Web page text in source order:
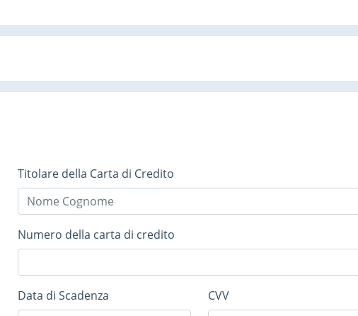
Titolare della Carta di Credito
Numero della carta di credito
Data di Scadenza CVV